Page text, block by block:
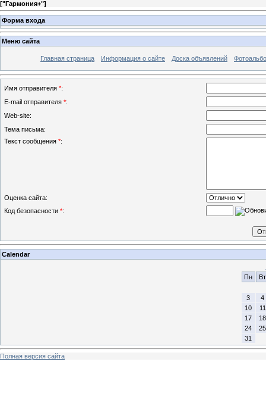
["Гармония+"]
Форма входа
Меню сайта
Главная страница Информация о сайте Доска объявлений
Имя отправителя *:
E-mail отправителя *:
Web-site:
Тема письма:
Текст сообщения *:
Оценка сайта:
Код безопасности *:
Calendar
Пн
Вт
3
4
10
11
17
18
24
25
31
Полная версия сайта